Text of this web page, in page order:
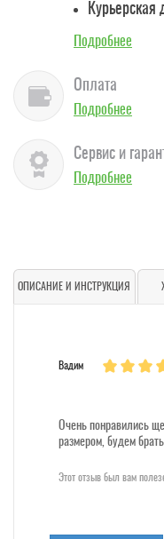
Курьерская
Подробнее
Оплата
Подробнее
Сервис и
Подробнее
ОПИСАНИЕ И ИНСТРУКЦИЯ
Вадим
Очень понравились
размером, будем
Этот отзыв был вам